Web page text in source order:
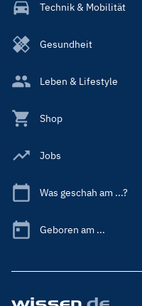
Technik & Mobilität
Gesundheit
Leben & Lifestyle
Shop
Jobs
Was geschah am ...?
Geboren am ...